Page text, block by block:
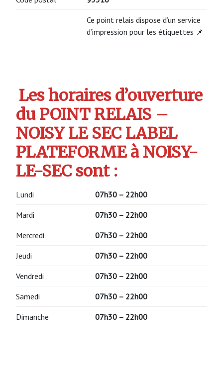
Ce point relais dispose d’un service
d’impression pour les étiquettes 📌
Les horaires d’ouverture
du POINT RELAIS –
NOISY LE SEC LABEL
PLATEFORME à NOISY-
LE-SEC sont :
Lundi 07h30 – 22h00
Mardi 07h30 – 22h00
Mercredi 07h30 – 22h00
Jeudi 07h30 – 22h00
Vendredi 07h30 – 22h00
Samedi 07h30 – 22h00
Dimanche 07h30 – 22h00